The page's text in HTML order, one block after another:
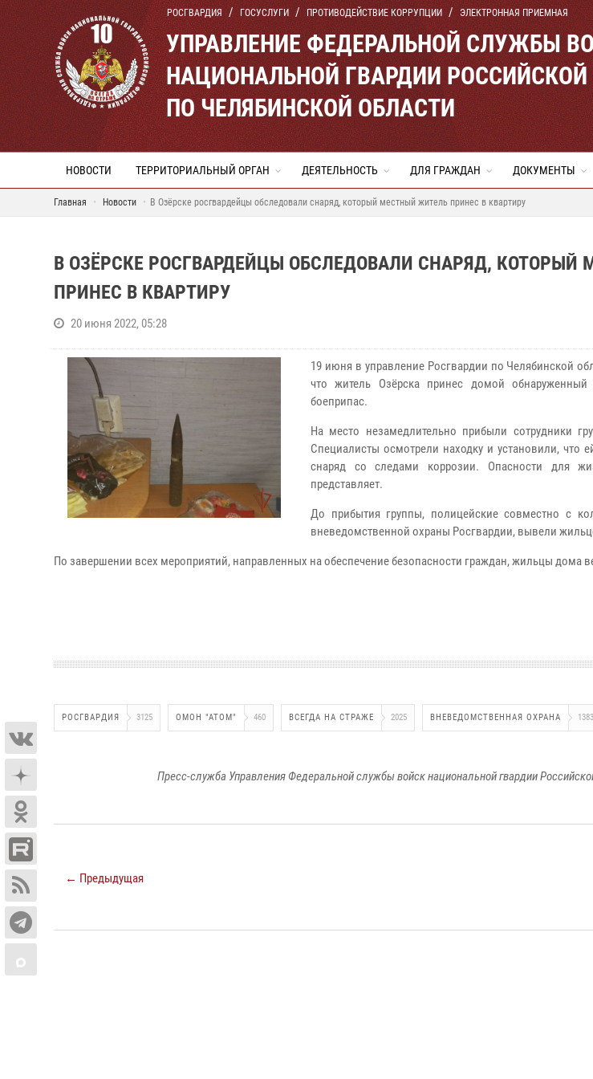
РОСГВАРДИЯ ГОСУСЛУГИ ПРОТИВОДЕЙСТВИЕ КОРРУПЦИИ ЭЛЕКТРОННАЯ ПРИЕМНАЯ
УПРАВЛЕНИЕ ФЕДЕРАЛЬНОЙ СЛУЖБЫ
НАЦИОНАЛЬНОЙ ГВАРДИИ
ПО ЧЕЛЯБИНСКОЙ ОБЛАСТИ
НОВОСТИ ТЕРРИТОРИАЛЬНЫЙ ОРГАН ДЕЯТЕЛЬНОСТЬ ДЛЯ ГРАЖДАН ДОКУМЕНТЫ
Главная Новости В Озёрске росгвардейцы обследовали снаряд, который местный житель принес в квартиру
В ОЗЁРСКЕ РОСГВАРДЕЙЦЫ ОБСЛЕДОВАЛИ СНАРЯД, КОТОРЫЙ
ПРИНЕС В КВАРТИРУ
20 июня 2022, 05:28
19 июня в управление Росгвардии по Челябинской
что житель Озёрска принес домой
боеприпас.
На место незамедлительно прибыли сотрудники
Специалисты осмотрели находку и установили, что
снаряд со следами коррозии. Опасности для
представляет.
До прибытия группы, полицейские совместно с
вневедомственной охраны Росгвардии, вывели
По завершении всех мероприятий, направленных на обеспечение безопасности граждан, жильцы дома
РОСГВАРДИЯ 3125 ОМОН "АТОМ" 460 ВСЕГДА НА СТРАЖЕ 2025 ВНЕВЕДОМСТВЕННАЯ ОХРАНА 1383
Пресс-служба Управления Федеральной службы войск национальной гвардии
← Предыдущая